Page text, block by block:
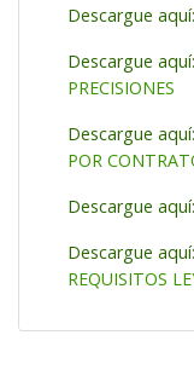
Descargue aquí:
Descargue aquí:
PRECISIONES
Descargue aquí:
POR
Descargue aquí:
Descargue aquí:
REQUISITOS